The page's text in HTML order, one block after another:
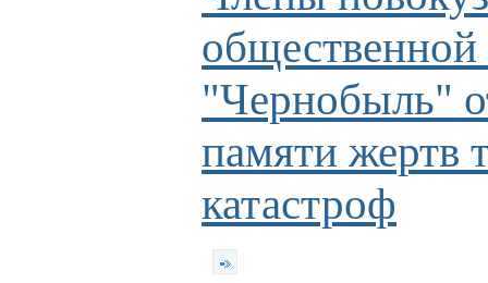
общественной
"Чернобыль"
памяти жертв
катастроф